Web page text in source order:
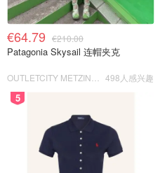
€64.79 €210.00
Patagonia Skysail 连帽夹克
498人感兴趣
5